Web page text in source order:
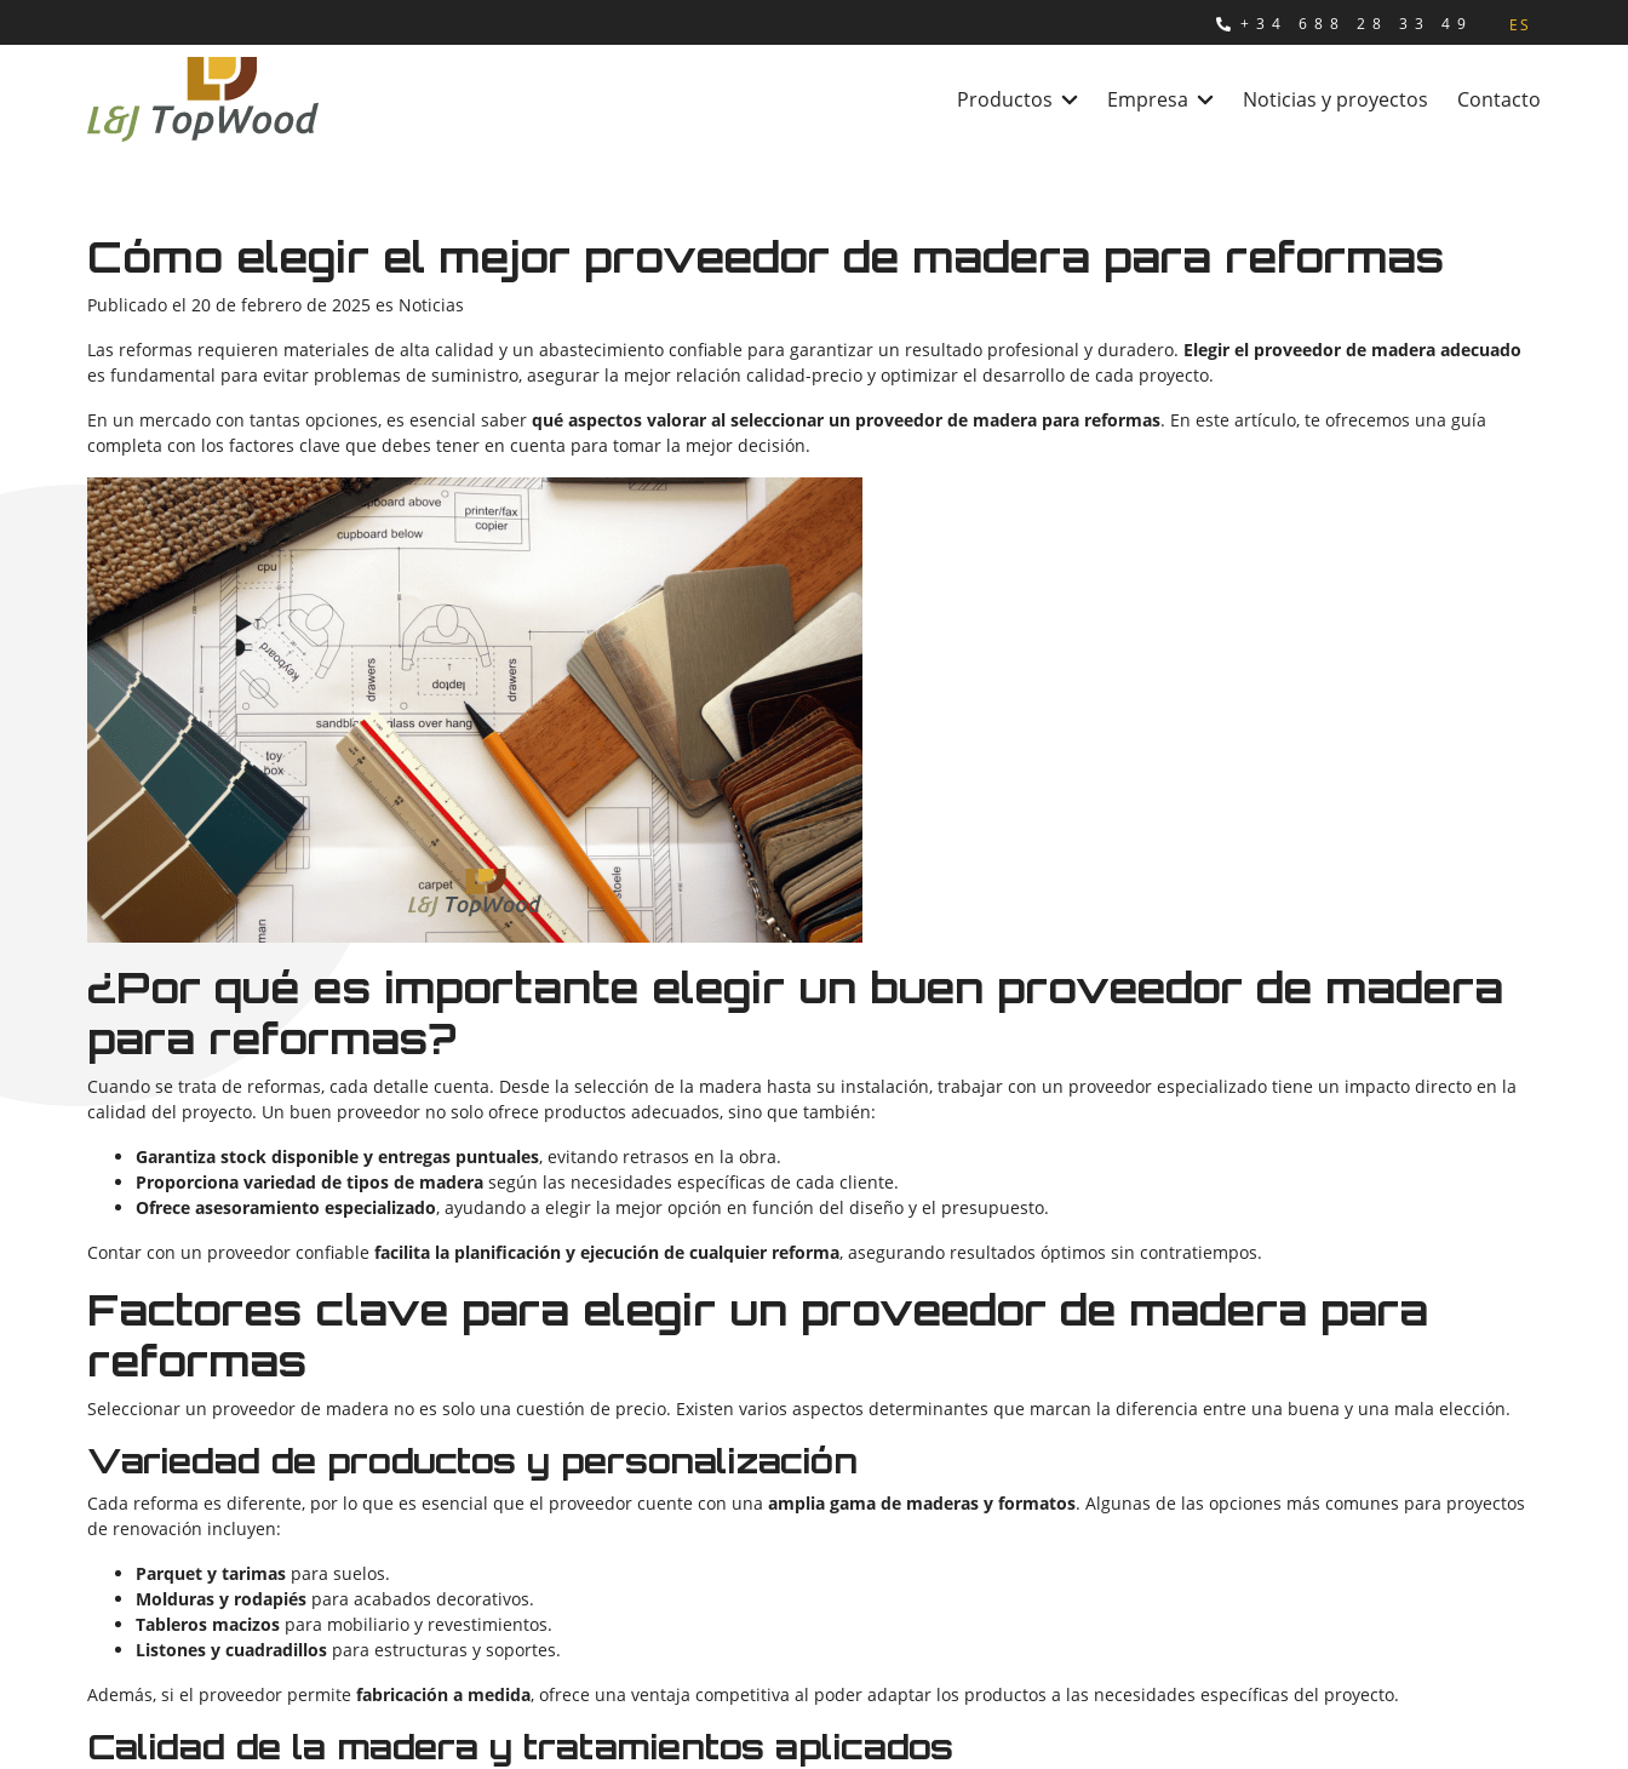
+34 688 28 33 49 ES
Productos Empresa Noticias y proyectos Contacto
Cómo elegir el mejor proveedor de madera para reformas
Publicado el 20 de febrero de 2025 es Noticias
Las reformas requieren materiales de alta calidad y un abastecimiento confiable para garantizar un resultado profesional y duradero. Elegir el proveedor de madera adecuado
es fundamental para evitar problemas de suministro, asegurar la mejor relación calidad-precio y optimizar el desarrollo de cada proyecto.
En un mercado con tantas opciones, es esencial saber qué aspectos valorar al seleccionar un proveedor de madera para reformas. En este artículo, te ofrecemos una guía
completa con los factores clave que debes tener en cuenta para tomar la mejor decisión.
¿Por qué es importante elegir un buen proveedor de madera
para reformas?
Cuando se trata de reformas, cada detalle cuenta. Desde la selección de la madera hasta su instalación, trabajar con un proveedor especializado tiene un impacto directo en la
calidad del proyecto. Un buen proveedor no solo ofrece productos adecuados, sino que también:
Garantiza stock disponible y entregas puntuales, evitando retrasos en la obra.
Proporciona variedad de tipos de madera según las necesidades específicas de cada cliente.
Ofrece asesoramiento especializado, ayudando a elegir la mejor opción en función del diseño y el presupuesto.
Contar con un proveedor confiable facilita la planificación y ejecución de cualquier reforma, asegurando resultados óptimos sin contratiempos.
Factores clave para elegir un proveedor de madera para
reformas
Seleccionar un proveedor de madera no es solo una cuestión de precio. Existen varios aspectos determinantes que marcan la diferencia entre una buena y una mala elección.
Variedad de productos y personalización
Cada reforma es diferente, por lo que es esencial que el proveedor cuente con una amplia gama de maderas y formatos. Algunas de las opciones más comunes para proyectos
de renovación incluyen:
Parquet y tarimas para suelos.
Molduras y rodapiés para acabados decorativos.
Tableros macizos para mobiliario y revestimientos.
Listones y cuadradillos para estructuras y soportes.
Además, si el proveedor permite fabricación a medida, ofrece una ventaja competitiva al poder adaptar los productos a las necesidades específicas del proyecto.
Calidad de la madera y tratamientos aplicados